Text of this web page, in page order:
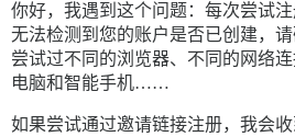
你好，我遇到这个问题：每次尝试注
无法检测到您的账户是否已创建，
尝试过不同的浏览器、不同的网络
电脑和智能手机……
如果尝试通过邀请链接注册，我会